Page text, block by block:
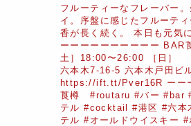
フルーティーなフレーバー
イ。序盤に感じたフルーテ
香が長く続く。 本日も元気
ーーーーーーーーーー BAR
土］18:00〜26:00 ［日
六本木7-16-5 六本木戸田ビ
https://ift.tt/Pver16R ーー
莨樽 #routaru #バー #bar
テル #cocktail #港区 #六本
テル #オールドウイスキー